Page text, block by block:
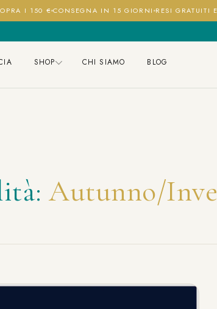
I 150 €CONSEGNA IN 15 GIORNI RESI GRATUITI
SHOP CHI SIAMO BLOG
Autunno/